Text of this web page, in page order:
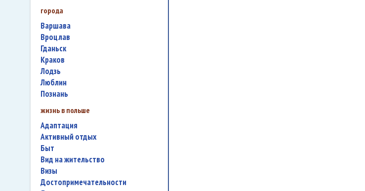
города
Варшава
Вроцлав
Гданьск
Краков
Лодзь
Люблин
Познань
жизнь в польше
адаптация
активный отдых
быт
вид на жительство
визы
достопримечательности